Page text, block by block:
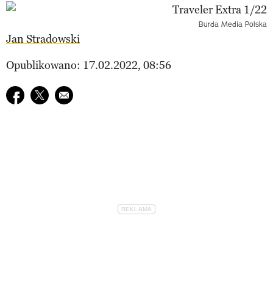
Burda Media Polska
Jan Stradowski
Opublikowano: 17.02.2022, 08:56
Udostępnij na facebook
Udostępnij na twitter
E-mail do przyjaciela